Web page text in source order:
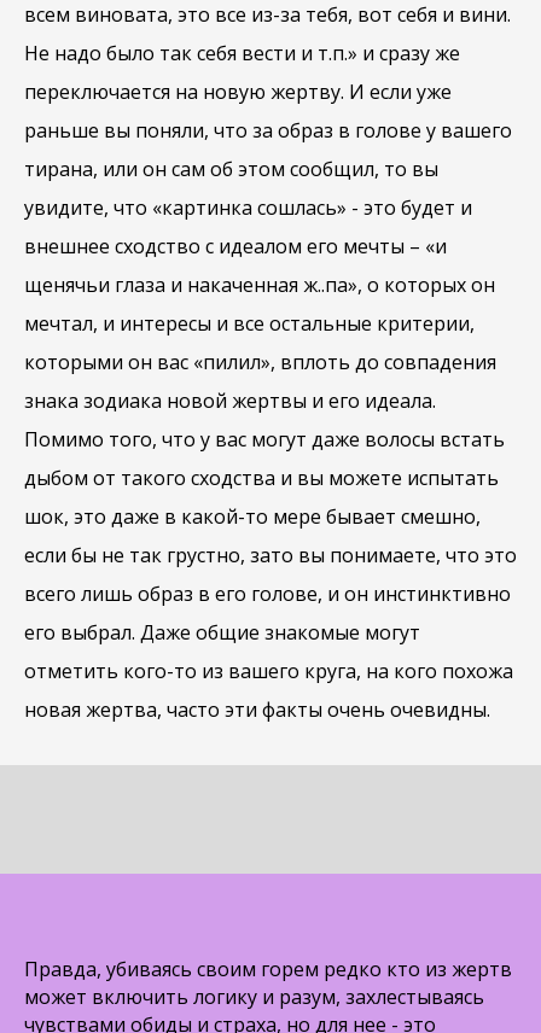
всем виновата, это все из-за тебя, вот себя и вини.
Не надо было так себя вести и т.п.» и сразу же
переключается на новую жертву. И если уже
раньше вы поняли, что за образ в голове у вашего
тирана, или он сам об этом сообщил, то вы
увидите, что «картинка сошлась» - это будет и
внешнее сходство с идеалом его мечты – «и
щенячьи глаза и накаченная ж..па», о которых он
мечтал, и интересы и все остальные критерии,
которыми он вас «пилил», вплоть до совпадения
знака зодиака новой жертвы и его идеала.
Помимо того, что у вас могут даже волосы встать
дыбом от такого сходства и вы можете испытать
шок, это даже в какой-то мере бывает смешно,
если бы не так грустно, зато вы понимаете, что это
всего лишь образ в его голове, и он инстинктивно
его выбрал. Даже общие знакомые могут
отметить кого-то из вашего круга, на кого похожа
новая жертва, часто эти факты очень очевидны.
Правда, убиваясь своим горем редко кто из жертв
может включить логику и разум, захлестываясь
чувствами обиды и страха, но для нее - это